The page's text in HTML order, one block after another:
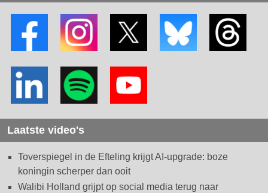
Laatste video's
Toverspiegel in de Efteling krijgt AI-upgrade: boze
koningin scherper dan ooit
Walibi Holland grijpt op social media terug naar